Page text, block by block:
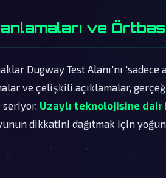
ve Örtbas
Dugway Test Alanı'nı 'sadece
ve çelişkili açıklamalar,
seriyor. Uzaylı teknolojisine dair
dikkatini dağıtmak için